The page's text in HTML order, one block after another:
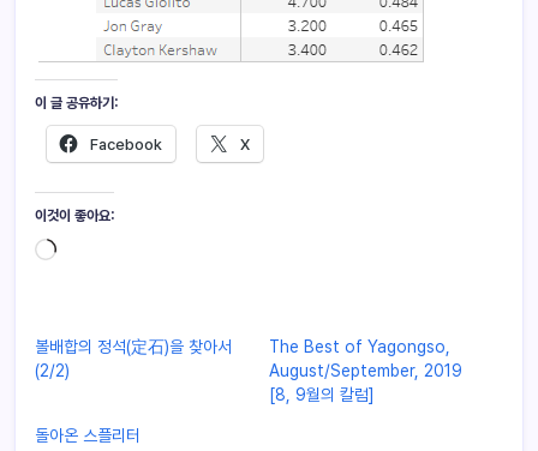
이 글 공유하기:
Facebook X
이것이 좋아요:
볼배합의 정석(定石)을 찾아서
(2/2)
The Best of Yagongso,
August/September, 2019
[8, 9월의 칼럼]
돌아온 스플리터